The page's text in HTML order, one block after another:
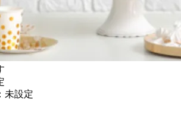
未設定